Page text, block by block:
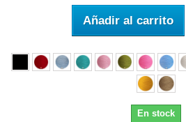
Añadir al carrito
En stock